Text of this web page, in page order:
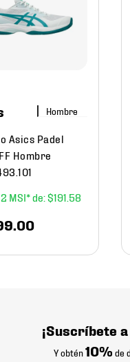
Hombre
Asics Padel
Hombre
$191 58
.00
¡Suscríbete
Y obtén10% de